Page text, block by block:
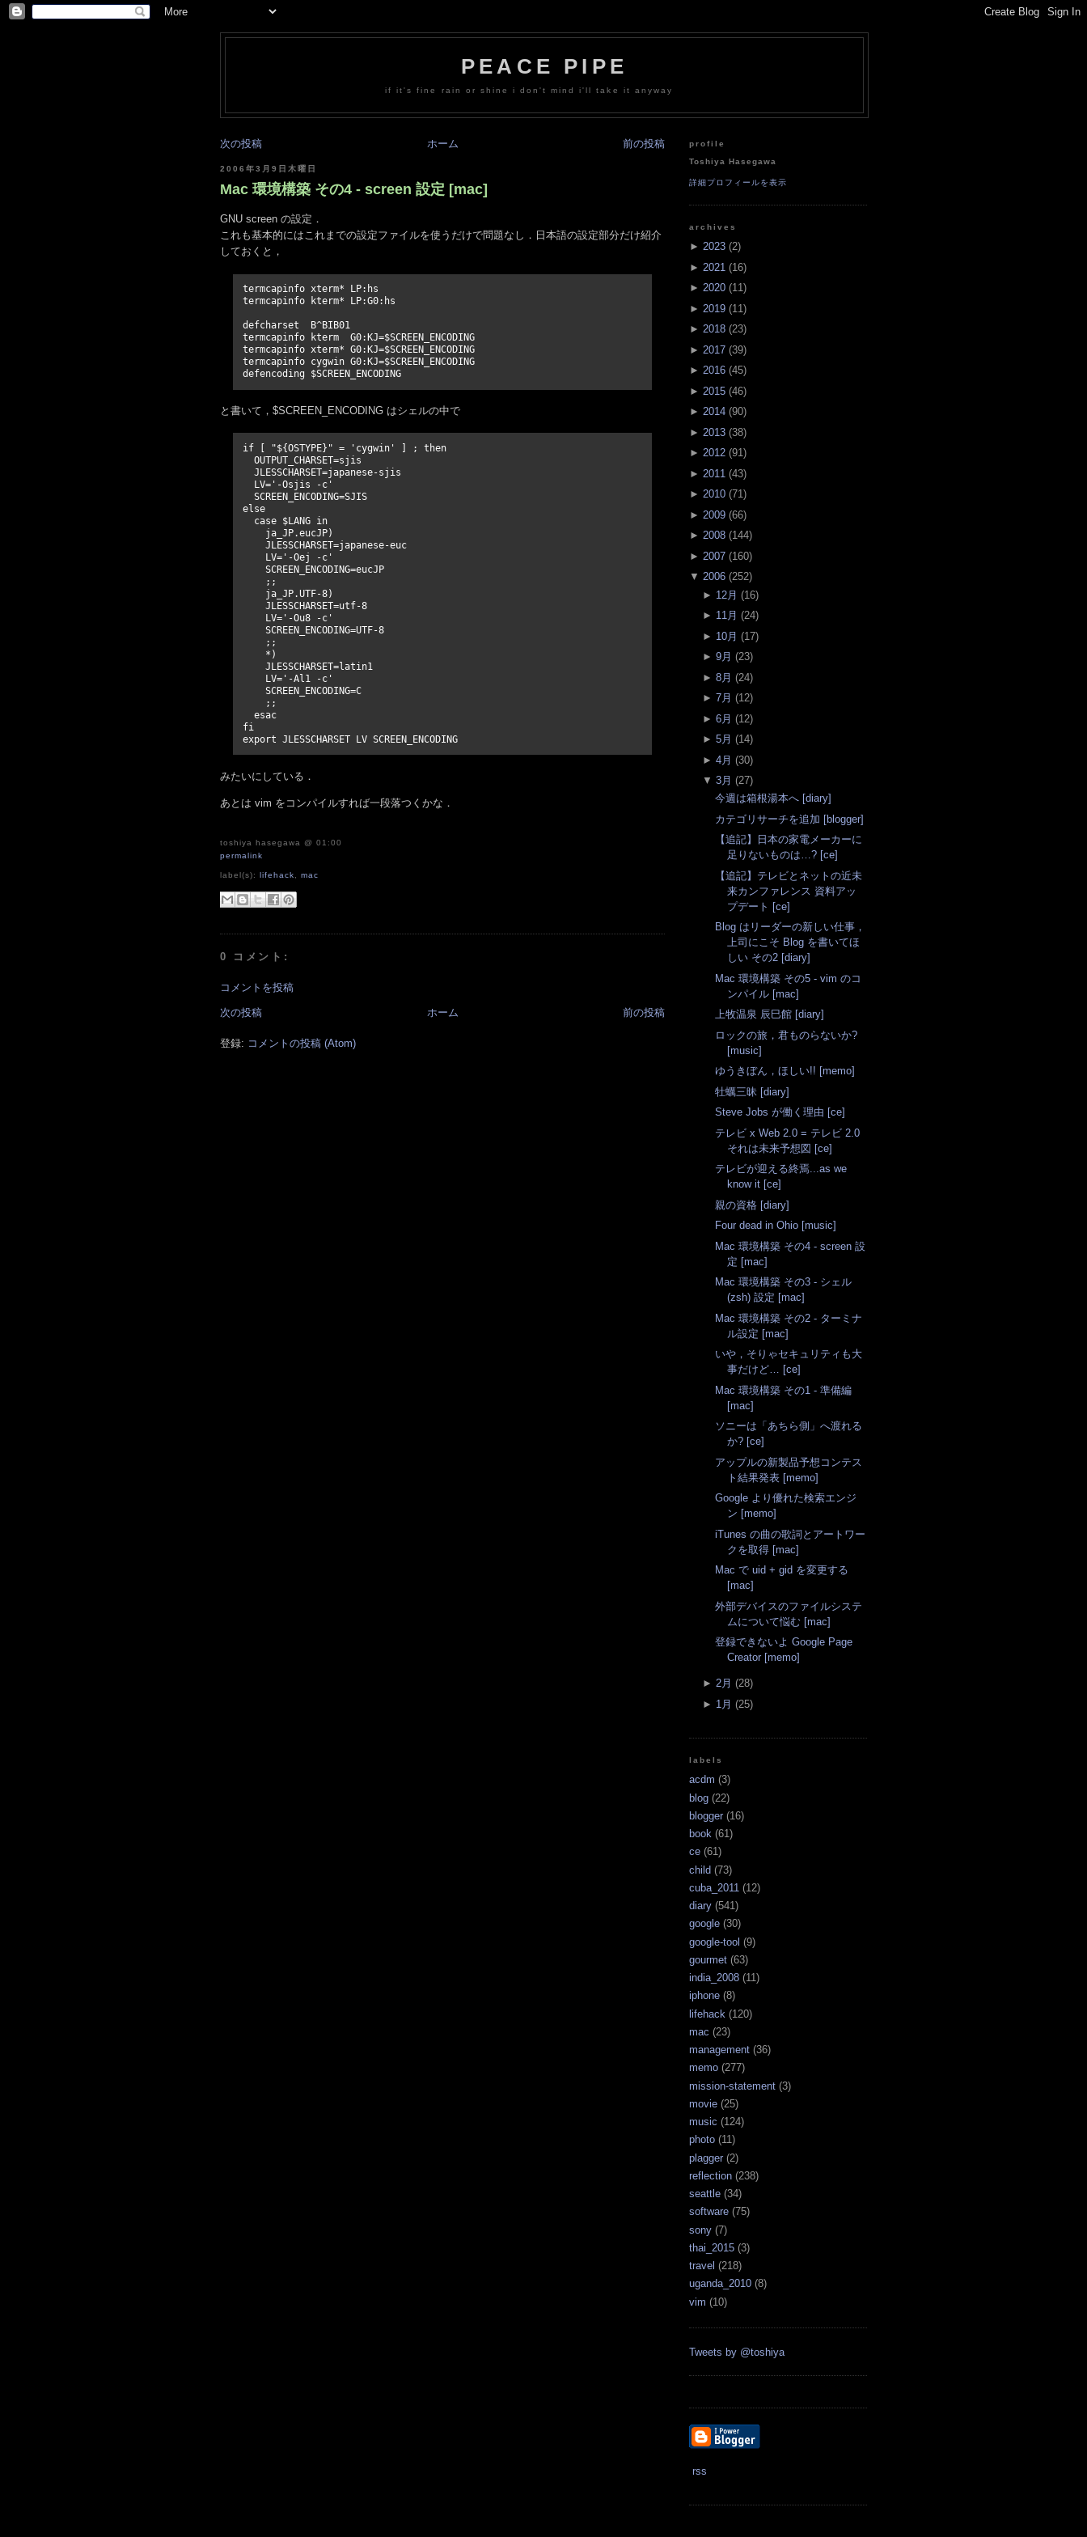
PEACE PIPE
if it's fine rain or shine i don't mind i'll take it anyway
次の投稿 前の投稿
ホーム
2006年3月9日木曜日
Mac 環境構築 その4 - screen 設定 [mac]
GNU screen の設定．
これも基本的にはこれまでの設定ファイルを使うだけで問題なし．日本語の設定部分だけ紹介
しておくと，
termcapinfo xterm* LP:hs
termcapinfo kterm* LP:G0:hs
defcharset  B^BIB01
termcapinfo kterm  G0:KJ=$SCREEN_ENCODING
termcapinfo xterm* G0:KJ=$SCREEN_ENCODING
termcapinfo cygwin G0:KJ=$SCREEN_ENCODING
defencoding $SCREEN_ENCODING
と書いて，$SCREEN_ENCODING はシェルの中で
if [ "${OSTYPE}" = 'cygwin' ] ; then
  OUTPUT_CHARSET=sjis
  JLESSCHARSET=japanese-sjis
  LV='-Osjis -c'
  SCREEN_ENCODING=SJIS
else
  case $LANG in
    ja_JP.eucJP)
    JLESSCHARSET=japanese-euc
    LV='-Oej -c'
    SCREEN_ENCODING=eucJP
    ;;
    ja_JP.UTF-8)
    JLESSCHARSET=utf-8
    LV='-Ou8 -c'
    SCREEN_ENCODING=UTF-8
    ;;
    *)
    JLESSCHARSET=latin1
    LV='-Al1 -c'
    SCREEN_ENCODING=C
    ;;
  esac
fi
export JLESSCHARSET LV SCREEN_ENCODING
みたいにしている．
あとは vim をコンパイルすれば一段落つくかな．
toshiya hasegawa @ 01:00
permalink
label(s):lifehack ,mac
0 コメント:
コメントを投稿
次の投稿 前の投稿
ホーム
登録: コメントの投稿 (Atom)
profile
Toshiya Hasegawa
詳細プロフィールを表示
archives
► 2023 (2)
► 2021 (16)
► 2020 (11)
► 2019 (11 )
► 2018 (23)
► 2017 (39)
► 2016 (45)
► 2015 (46)
► 2014 (90)
► 2013 (38)
► 2012 (91)
► 2011 (43)
► 2010 (71)
► 2009 (66)
► 2008 (144)
► 2007 (160)
▼ 2006 (252)
► 12月 (16)
► 11月 (24)
► 10月 (17)
► 9月 (23)
► 8月 (24)
► 7月 (12)
► 6月 (12)
► 5月 (14)
► 4月 (30)
▼ 3月 (27)
今週は箱根湯本へ [diary]
カテゴリサーチを追加 [blogger]
【追記】日本の家電メーカーに
足りないものは…? [ce]
【追記】テレビとネットの近未
来カンファレンス 資料アッ
プデート [ce]
Blog はリーダーの新しい仕事，
上司にこそ Blog を書いてほ
しい その2 [diary]
Mac 環境構築 その5 - vim のコ
ンパイル [mac]
上牧温泉 辰巳館 [diary]
ロックの旅，君ものらないか?
[music]
ゆうきぼん，ほしい!! [memo]
牡蠣三昧 [diary]
Steve Jobs が働く理由 [ce]
テレビ x Web 2.0 = テレビ 2.0
それは未来予想図 [ce]
テレビが迎える終焉...as we
know it [ce]
親の資格 [diary]
Four dead in Ohio [music]
Mac 環境構築 その4 - screen 設
定 [mac]
Mac 環境構築 その3 - シェル
(zsh) 設定 [mac]
Mac 環境構築 その2 - ターミナ
ル設定 [mac]
いや，そりゃセキュリティも大
事だけど… [ce]
Mac 環境構築 その1 - 準備編
[mac]
ソニーは「あちら側」へ渡れる
か? [ce]
アップルの新製品予想コンテス
ト結果発表 [memo]
Google より優れた検索エンジ
ン [memo]
iTunes の曲の歌詞とアートワー
クを取得 [mac]
Mac で uid + gid を変更する
[mac]
外部デバイスのファイルシステ
ムについて悩む [mac]
登録できないよ Google Page
Creator [memo]
► 2月 (28)
► 1月 (25)
labels
acdm (3)
blog (22)
blogger (16)
book (61)
ce (61)
child (73)
cuba_2011 (12)
diary (541)
google (30)
google-tool (9)
gourmet (63)
india_2008 (11)
iphone (8)
lifehack (120)
mac (23)
management (36)
memo (277)
mission-statement (3)
movie (25)
music (124)
photo (11)
plagger (2)
reflection (238)
seattle (34)
software (75)
sony (7)
thai_2015 (3)
travel (218)
uganda_2010 (8)
vim (10)
Tweets by @toshiya
rss